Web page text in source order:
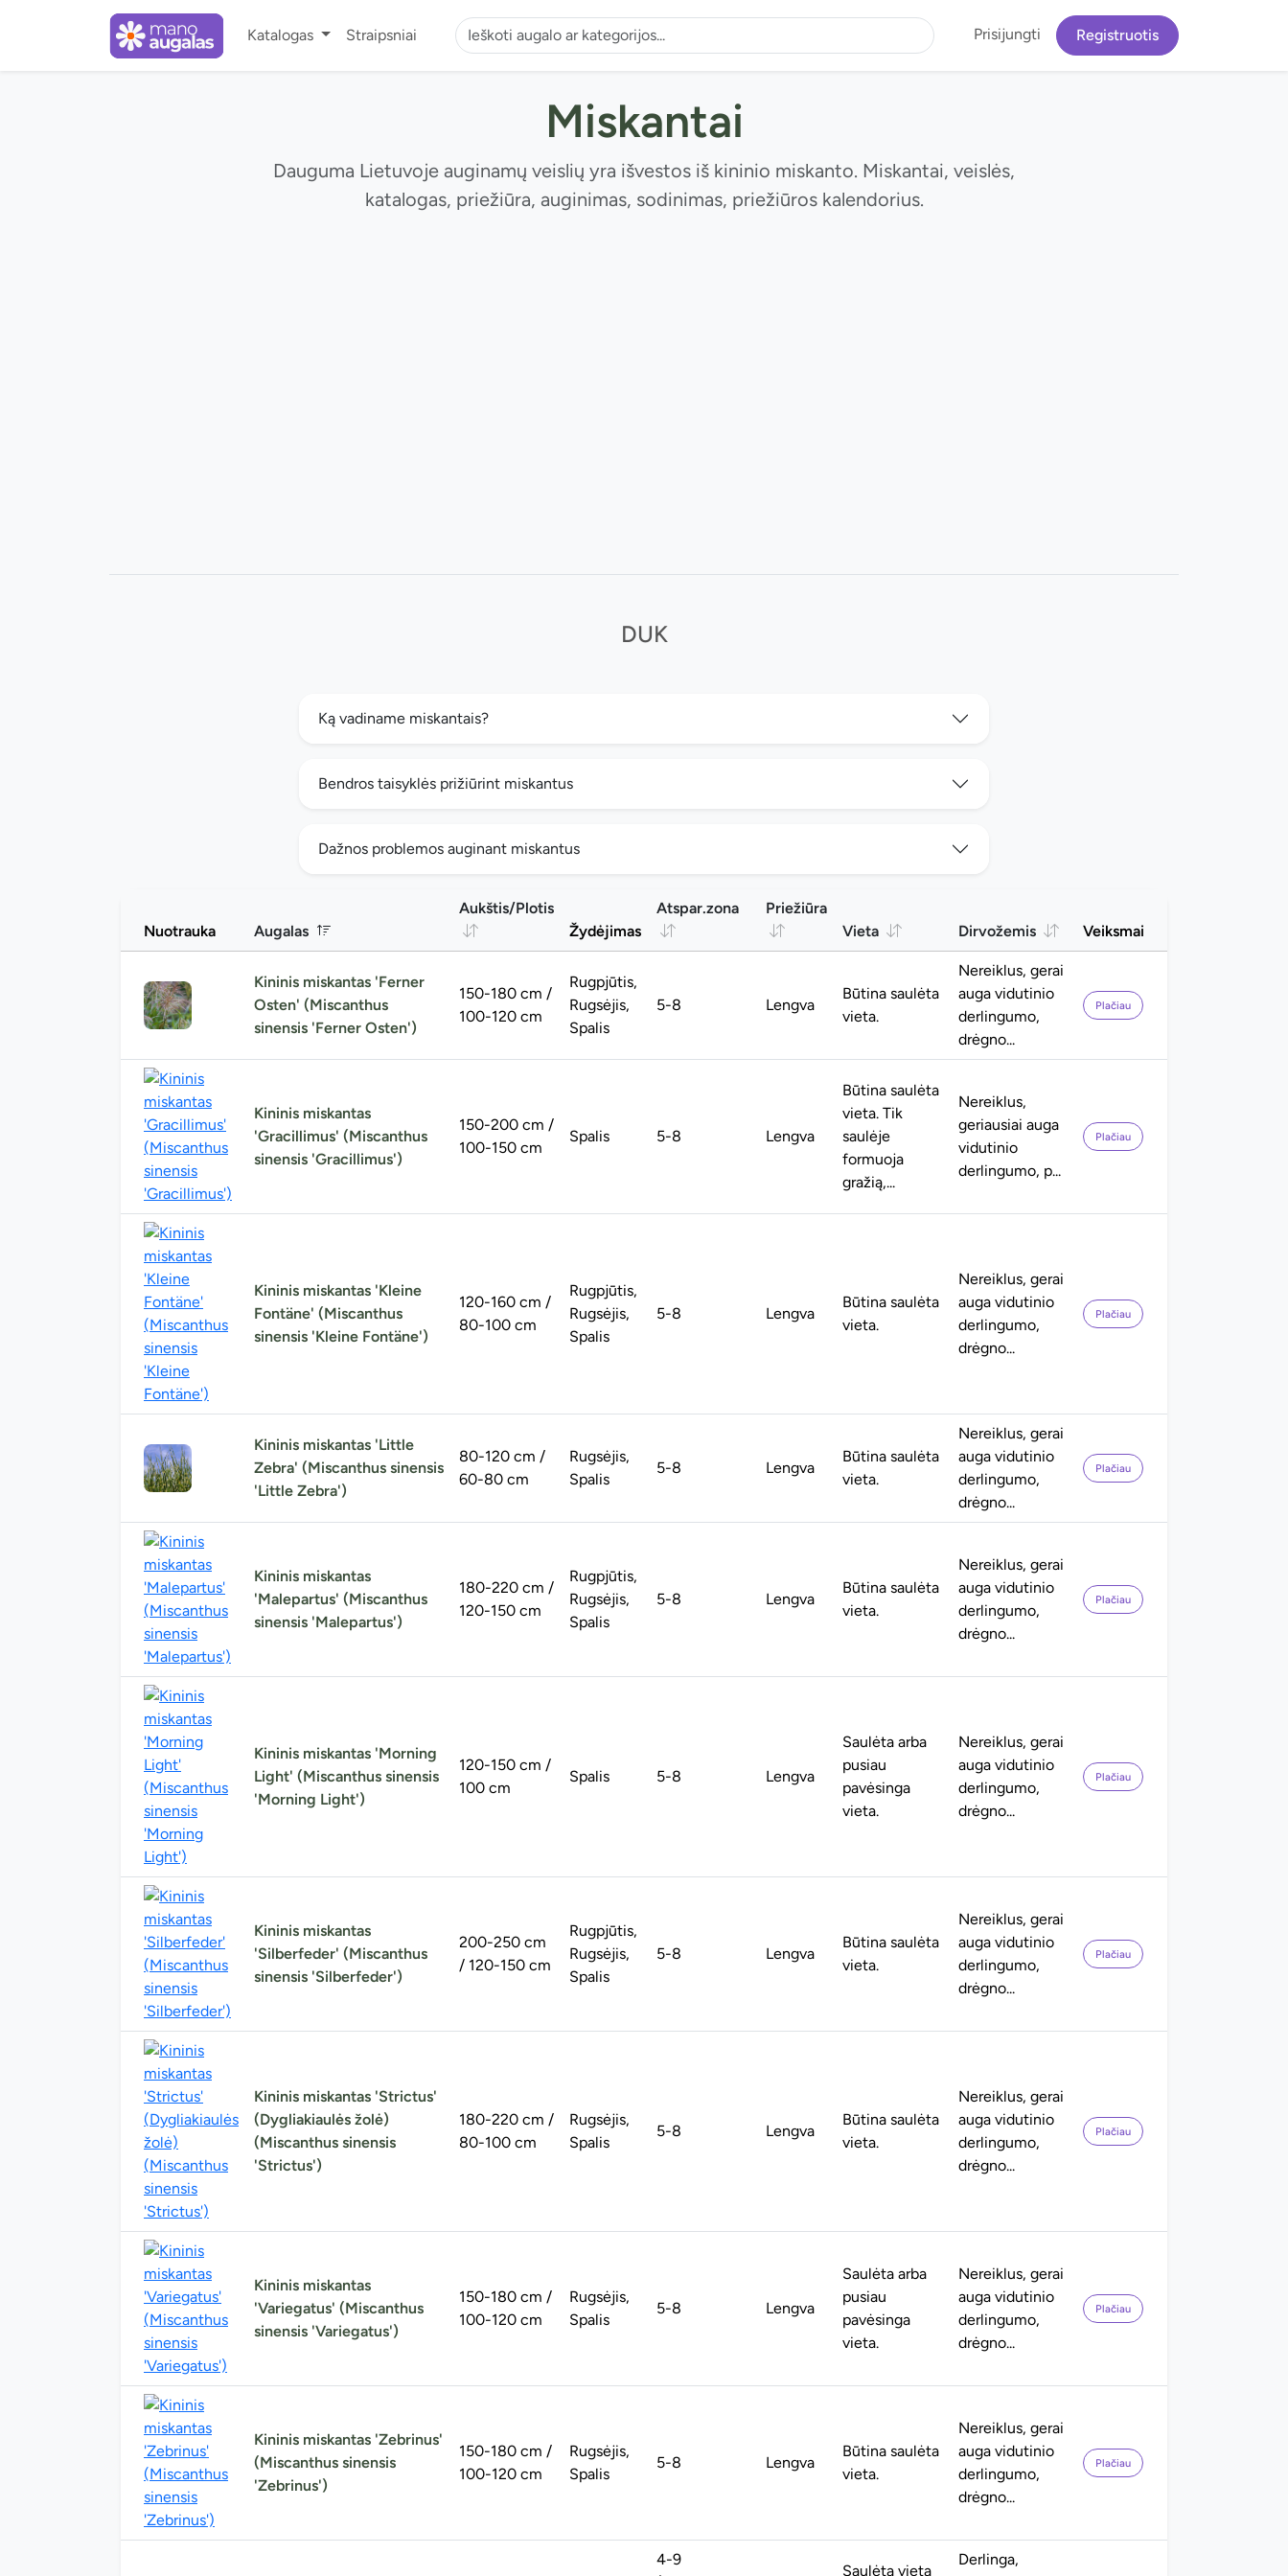
Katalogas Straipsniai Prisijungti Registruotis
Miskantai
Dauguma Lietuvoje auginamų veislių yra išvestos iš kininio miskanto. Miskantai, veislės,
katalogas, priežiūra, auginimas, sodinimas, priežiūros kalendorius.
DUK
Ką vadiname miskantais?
Bendros taisyklės prižiūrint miskantus
Dažnos problemos auginant miskantus
Nuotrauka Augalas
Aukštis/Plotis
Žydėjimas
Atspar.zona
Priežiūra
Vieta
Dirvožemis Veiksmai
Kininis miskantas 'Ferner
Osten' (Miscanthus
sinensis 'Ferner Osten')
150-180 cm /
100-120 cm
Rugpjūtis,
Rugsėjis,
Spalis
5-8 Lengva
Būtina saulėta
vieta.
Nereiklus, gerai
auga vidutinio
derlingumo,
drėgno...
Plačiau
Kininis miskantas
'Gracillimus' (Miscanthus
sinensis 'Gracillimus')
150-200 cm /
100-150 cm
Spalis 5-8 Lengva
Būtina saulėta
vieta. Tik
saulėje
formuoja
gražią,...
Nereiklus,
geriausiai auga
vidutinio
derlingumo, p...
Plačiau
Kininis miskantas 'Kleine
Fontäne' (Miscanthus
sinensis 'Kleine Fontäne')
120-160 cm /
80-100 cm
Rugpjūtis,
Rugsėjis,
Spalis
5-8 Lengva
Būtina saulėta
vieta.
Nereiklus, gerai
auga vidutinio
derlingumo,
drėgno...
Plačiau
Kininis miskantas 'Little
Zebra' (Miscanthus sinensis
'Little Zebra')
80-120 cm /
60-80 cm
Rugsėjis,
Spalis
5-8 Lengva
Būtina saulėta
vieta.
Nereiklus, gerai
auga vidutinio
derlingumo,
drėgno...
Plačiau
Kininis miskantas
'Malepartus' (Miscanthus
sinensis 'Malepartus')
180-220 cm /
120-150 cm
Rugpjūtis,
Rugsėjis,
Spalis
5-8 Lengva
Būtina saulėta
vieta.
Nereiklus, gerai
auga vidutinio
derlingumo,
drėgno...
Plačiau
Kininis miskantas 'Morning
Light' (Miscanthus sinensis
'Morning Light')
120-150 cm /
100 cm
Spalis 5-8 Lengva
Saulėta arba
pusiau
pavėsinga
vieta.
Nereiklus, gerai
auga vidutinio
derlingumo,
drėgno...
Plačiau
Kininis miskantas
'Silberfeder' (Miscanthus
sinensis 'Silberfeder')
200-250 cm
/ 120-150 cm
Rugpjūtis,
Rugsėjis,
Spalis
5-8 Lengva
Būtina saulėta
vieta.
Nereiklus, gerai
auga vidutinio
derlingumo,
drėgno...
Plačiau
Kininis miskantas 'Strictus'
(Dygliakiaulės žolė)
(Miscanthus sinensis
'Strictus')
180-220 cm /
80-100 cm
Rugsėjis,
Spalis
5-8 Lengva
Būtina saulėta
vieta.
Nereiklus, gerai
auga vidutinio
derlingumo,
drėgno...
Plačiau
Kininis miskantas
'Variegatus' (Miscanthus
sinensis 'Variegatus')
150-180 cm /
100-120 cm
Rugsėjis,
Spalis
5-8 Lengva
Saulėta arba
pusiau
pavėsinga
vieta.
Nereiklus, gerai
auga vidutinio
derlingumo,
drėgno...
Plačiau
Kininis miskantas 'Zebrinus'
(Miscanthus sinensis
'Zebrinus')
150-180 cm /
100-120 cm
Rugsėjis,
Spalis
5-8 Lengva
Būtina saulėta
vieta.
Nereiklus, gerai
auga vidutinio
derlingumo,
drėgno...
Plačiau
4-9
Saulėta vieta
Derlinga,